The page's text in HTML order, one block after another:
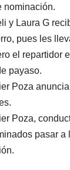
nominación.
y Laura G
pues les
el repartidor
payaso.
Poza
Poza,
pasar a